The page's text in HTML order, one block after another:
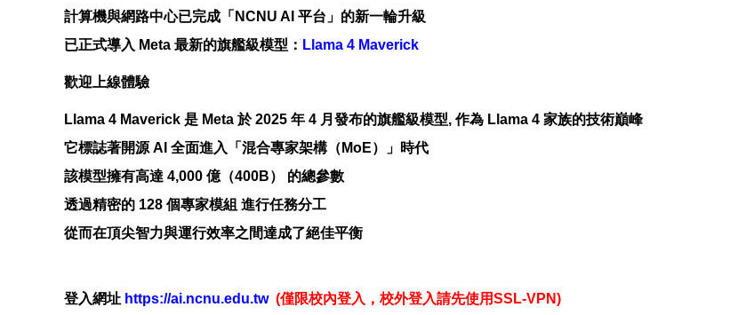
計算機與網路中心已完成「NCNU AI 平台」的新一輪升級
已正式導入 Meta 最新的旗艦級模型： Llama 4 Maverick
歡迎上線體驗
Llama 4 Maverick 是 Meta 於 2025 年 4 月發布的旗艦級模型, 作為 Llama 4 家族的技術巔峰
它標誌著開源 AI 全面進入「混合專家架構（MoE）」時代
該模型擁有高達 4,000 億（400B） 的總參數
透過精密的 128 個專家模組 進行任務分工
從而在頂尖智力與運行效率之間達成了絕佳平衡
登入網址 https://ai.ncnu.edu.tw (僅限校內登入，校外登入請先使用SSL-VPN)